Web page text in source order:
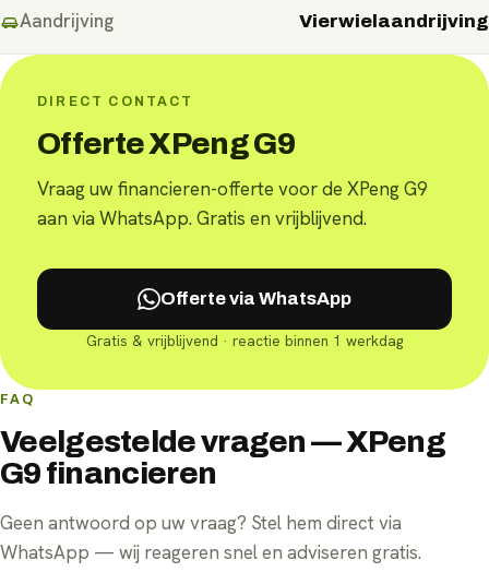
Aandrijving Vierwielaandrijving
DIRECT CONTACT
Offerte XPeng G9
Vraag uw financieren-offerte voor de XPeng G9
aan via WhatsApp. Gratis en vrijblijvend.
Offerte via WhatsApp
Gratis & vrijblijvend · reactie binnen 1 werkdag
FAQ
Veelgestelde vragen — XPeng
G9 financieren
Geen antwoord op uw vraag? Stel hem direct via
WhatsApp — wij reageren snel en adviseren gratis.